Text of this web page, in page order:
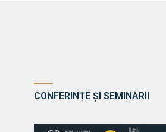
CONFERINȚE ȘI SEMINARII